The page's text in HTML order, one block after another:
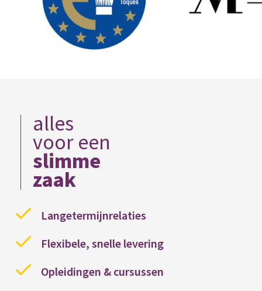
alles
voor een
slimme
zaak
Langetermijnrelaties
Flexibele, snelle levering
Opleidingen & cursussen